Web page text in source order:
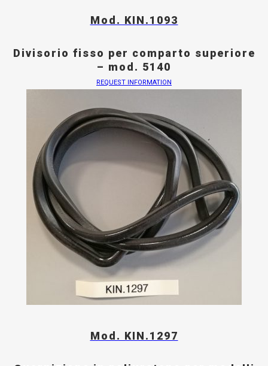
Mod. KIN.1093
Divisorio fisso per comparto superiore
– mod. 5140
REQUEST INFORMATION
Mod. KIN.1297